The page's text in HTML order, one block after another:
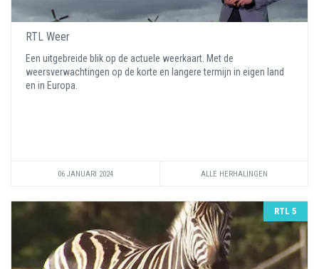
RTL Weer
Een uitgebreide blik op de actuele weerkaart. Met de
weersverwachtingen op de korte en langere termijn in eigen land
en in Europa.
06 JANUARI 2024 ALLE HERHALINGEN
RTL 5